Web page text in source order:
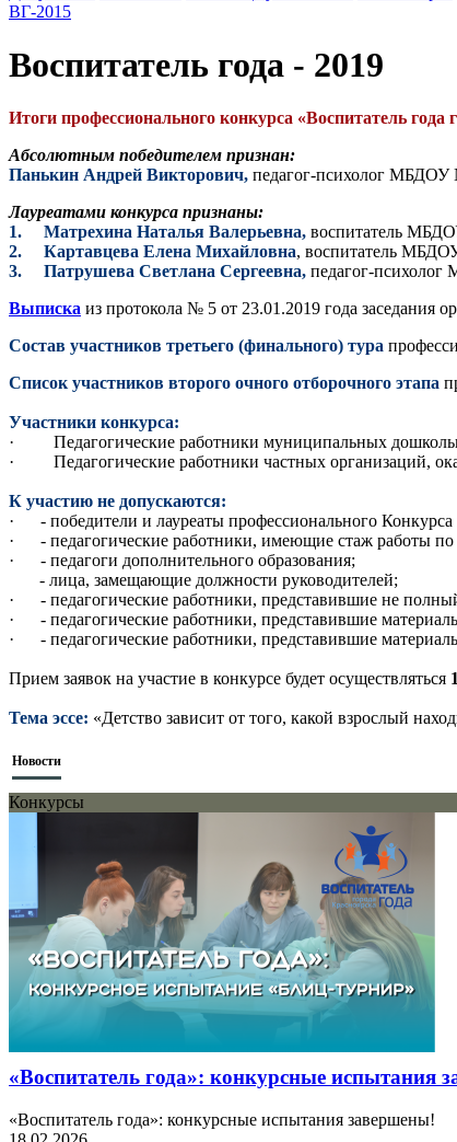
ВГ-2015
Воспитатель года - 2019
Итоги профессионального конкурса «Воспитатель года
Абсолютным победителем признан:
Панькин Андрей Викторович, педагог-психолог МБДОУ
Лауреатами конкурса признаны:
1. Матрехина Наталья Валерьевна, воспитатель
2. Картавцева Елена Михайловна, воспитатель
3. Патрушева Светлана Сергеевна, педагог-
Выписка из протокола № 5 от 23.01.2019 года заседания
Состав участников третьего (финального) тура
Список участников второго очного отборочного этапа
Участники конкурса:
· Педагогические работники муниципальных
· Педагогические работники частных организаций,
К участию не допускаются:
· - победители и лауреаты профессионального
· - педагогические работники, имеющие стаж работы по
· - педагоги дополнительного образования;
- лица, замещающие должности руководителей;
· - педагогические работники, представившие не
· - педагогические работники, представившие
· - педагогические работники, представившие
Прием заявок на участие в конкурсе будет осуществляться
Тема эссе: «Детство зависит от того, какой взрослый
Новости
Конкурсы
«Воспитатель года»: конкурсные испытания
«Воспитатель года»: конкурсные испытания завершены!